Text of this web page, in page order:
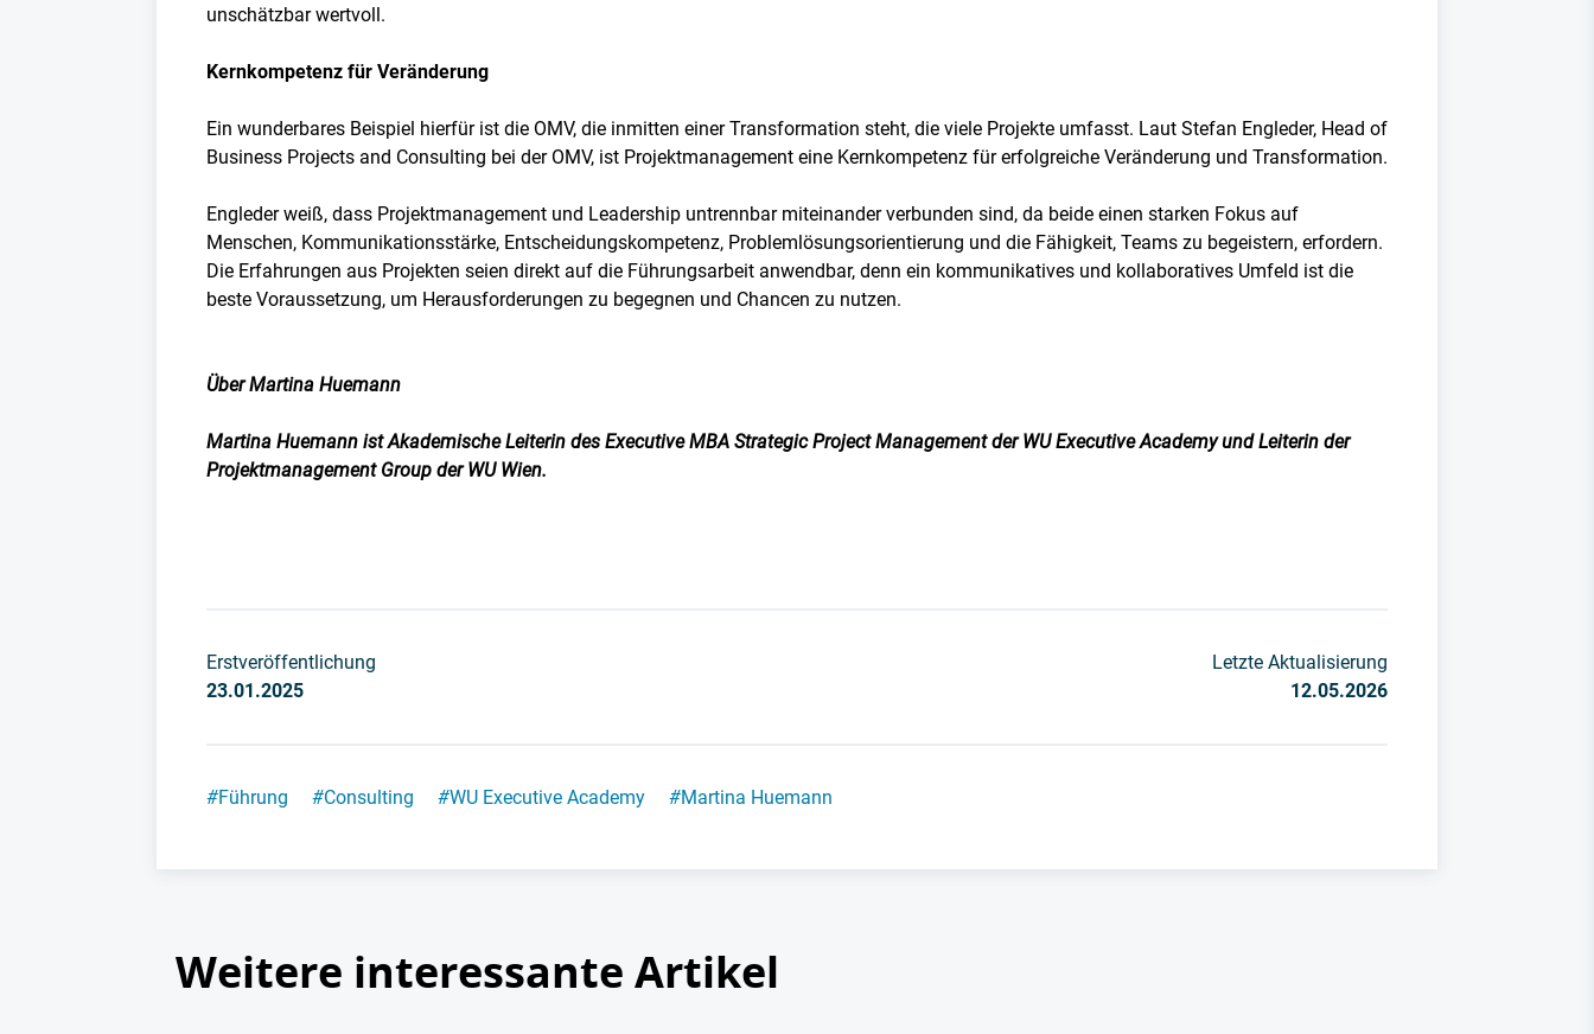
unschätzbar wertvoll.
Kernkompetenz für Veränderung
Ein wunderbares Beispiel hierfür ist die OMV, die inmitten einer Transformation steht, die viele Projekte umfasst. Laut Stefan Engleder, Head of
Business Projects and Consulting bei der OMV, ist Projektmanagement eine Kernkompetenz für erfolgreiche Veränderung und Transformation.
Engleder weiß, dass Projektmanagement und Leadership untrennbar miteinander verbunden sind, da beide einen starken Fokus auf
Menschen, Kommunikationsstärke, Entscheidungskompetenz, Problemlösungsorientierung und die Fähigkeit, Teams zu begeistern, erfordern.
Die Erfahrungen aus Projekten seien direkt auf die Führungsarbeit anwendbar, denn ein kommunikatives und kollaboratives Umfeld ist die
beste Voraussetzung, um Herausforderungen zu begegnen und Chancen zu nutzen.
Über Martina Huemann
Martina Huemann ist Akademische Leiterin des Executive MBA Strategic Project Management der WU Executive Academy und Leiterin der
Projektmanagement Group der WU Wien.
Erstveröffentlichung
23.01.2025
Letzte Aktualisierung
12.05.2026
#Führung #Consulting #WU Executive Academy #Martina Huemann
Weitere interessante Artikel